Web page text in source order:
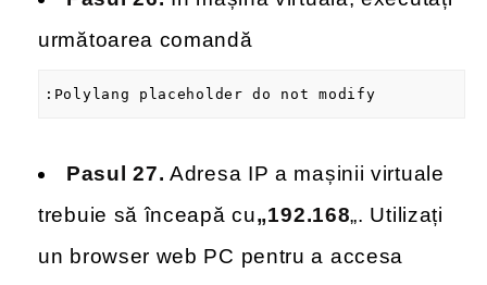
următoarea comandă
:Polylang placeholder do not modify
Pasul 27. Adresa IP a mașinii virtuale
trebuie să înceapă cu„192.168„. Utilizați
un browser web PC pentru a accesa